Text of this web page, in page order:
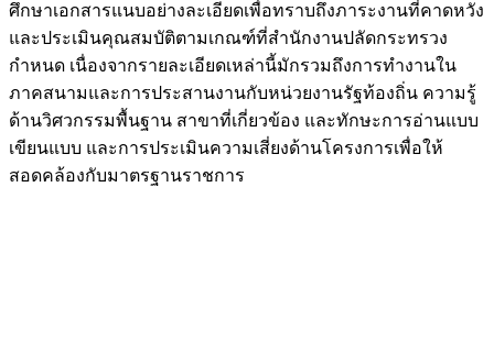
ศึกษาเอกสารแนบอย่างละเอียดเพื่อทราบถึงภาระงานที่คาดหวัง
และประเมินคุณสมบัติตามเกณฑ์ที่สำนักงานปลัดกระทรวง
กำหนด เนื่องจากรายละเอียดเหล่านี้มักรวมถึงการทำงานใน
ภาคสนามและการประสานงานกับหน่วยงานรัฐท้องถิ่น ความรู้
ด้านวิศวกรรมพื้นฐาน สาขาที่เกี่ยวข้อง และทักษะการอ่านแบบ
เขียนแบบ และการประเมินความเสี่ยงด้านโครงการเพื่อให้
สอดคล้องกับมาตรฐานราชการ